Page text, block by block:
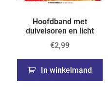
Hoofdband met
duivelsoren en licht
€2,99
In winkelmand